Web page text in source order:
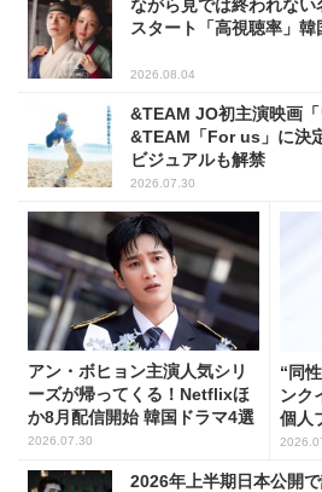
ながら見では終われな
スタート「高視聴率」韓
2026.08.04
&TEAM JO初主演映画
&TEAM「For us」に決
ビジュアルも解禁
2026.07.30
アン・ボヒョン主演人気シリ
ーズが帰ってくる！Netflixほ
か8月配信開始 韓国ドラマ4選
2026.07.30
“同
ンク
個人
2026年上半期日本公開